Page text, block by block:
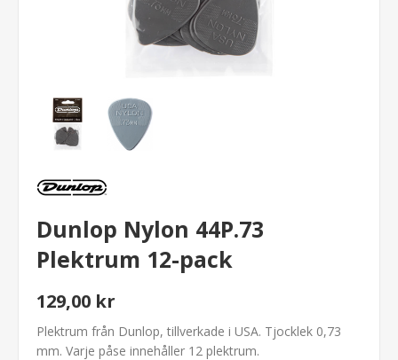
Dunlop Nylon 44P.73
Plektrum 12-pack
129,00 kr
Plektrum från Dunlop, tillverkade i USA. Tjocklek 0,73
mm. Varje påse innehåller 12 plektrum.